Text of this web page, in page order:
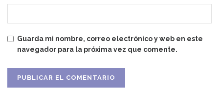
Guarda mi nombre, correo electrónico y web en este
navegador para la próxima vez que comente.